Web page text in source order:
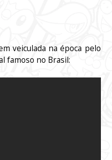
veiculada na época pelo
famoso no Brasil: